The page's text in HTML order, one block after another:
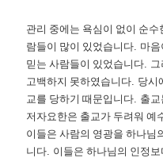
관리 중에는 욕심이 없이 순
람들이 많이 있었습니다. 마
믿는 사람들이 있었습니다.
고백하지 못하였습니다. 당시
교를 당하기 때문입니다. 출
저자요한은 출교가 두려워 예
이들은 사람의 영광을 하나님
니다. 이들은 하나님의 인정